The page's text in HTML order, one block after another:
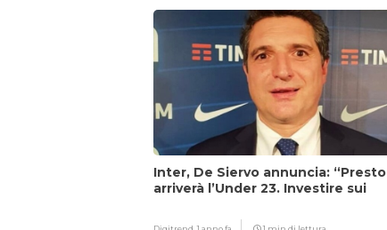
Inter, De Siervo annuncia: “Presto
arriverà l’Under 23. Investire sui